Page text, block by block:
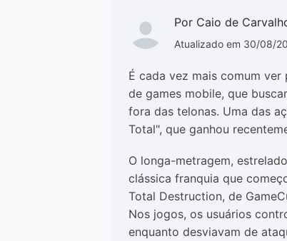
Por Caio de
Atualizado em 30/08/
É cada vez mais comum
de games mobile, que
fora das telonas. Uma das
Total", que ganhou
O longa-metragem,
clássica franquia que
Total Destruction, de
Nos jogos, os usuários
enquanto desviavam de